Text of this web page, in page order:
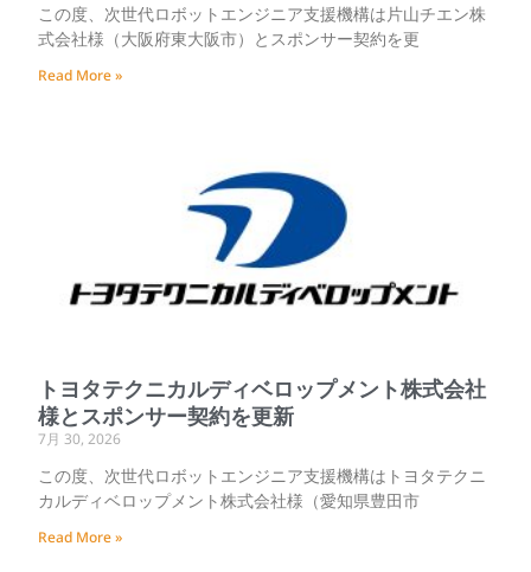
この度、次世代ロボットエンジニア支援機構は片山チエン株
式会社様（大阪府東大阪市）とスポンサー契約を更
Read More »
トヨタテクニカルディベロップメント株式会社
様とスポンサー契約を更新
7月 30, 2026
この度、次世代ロボットエンジニア支援機構はトヨタテクニ
カルディベロップメント株式会社様（愛知県豊田市
Read More »